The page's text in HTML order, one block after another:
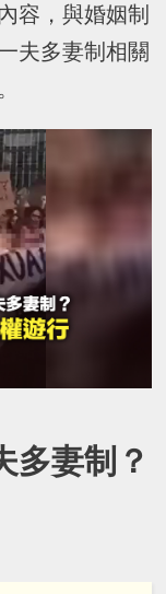
容，與婚姻制
夫多妻制相關
多妻制？